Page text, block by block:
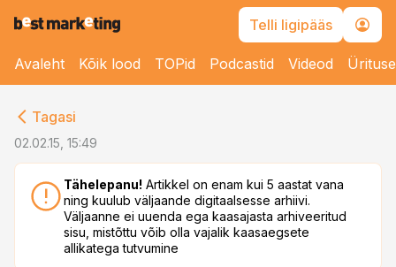
Telli ligipääs
Avaleht Kõik lood TOPid Podcastid Videod
Tagasi
02.02.15, 15:49
Tähelepanu! Artikkel on enam kui 5 aastat vana
ning kuulub väljaande digitaalsesse arhiivi.
Väljaanne ei uuenda ega kaasajasta arhiveeritud
sisu, mistõttu võib olla vajalik kaasaegsete
allikatega tutvumine